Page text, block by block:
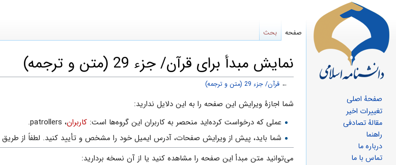
نمایش مبدأ برای قرآن/ جزء 29 (متن و ترجمه)
←قرآن/ جزء 29 (متن و ترجمه)
پرش
ناوبری
پرش
جستجو
شما اجازهٔ ویرایش این صفحه را به این دلایل ندارید:
عملی که درخواست کرده‌اید منحصر به کاربران این گروه‌ها است: کاربران، patrollers.
شما باید، پیش از ویرایش صفحات، آدرس ایمیل خود را مشخص و تأیید کنید. لطفاً از طریق
می‌توانید متن مبدأ این صفحه را مشاهده کنید یا از آن نسخه بردارید:
صفحه بحث
صفحهٔ اصلی
تغییرات اخیر
مقالهٔ تصادفی
راهنما
درباره ما
تماس با ما